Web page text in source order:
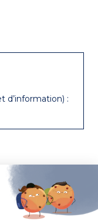
d’information) :
par
Notre-